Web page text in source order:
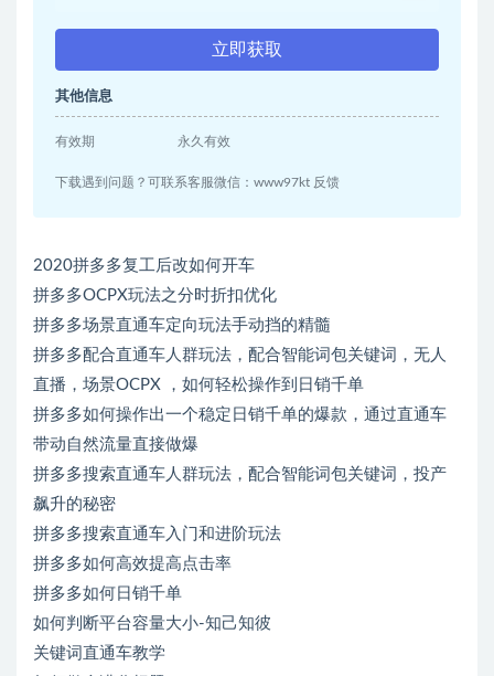
立即获取
其他信息
有效期 永久有效
下载遇到问题？可联系客服微信：www97kt 反馈
2020拼多多复工后改如何开车
拼多多OCPX玩法之分时折扣优化
拼多多场景直通车定向玩法手动挡的精髓
拼多多配合直通车人群玩法，配合智能词包关键词，无人
直播，场景OCPX ，如何轻松操作到日销千单
拼多多如何操作出一个稳定日销千单的爆款，通过直通车
带动自然流量直接做爆
拼多多搜索直通车人群玩法，配合智能词包关键词，投产
飙升的秘密
拼多多搜索直通车入门和进阶玩法
拼多多如何高效提高点击率
拼多多如何日销千单
如何判断平台容量大小-知己知彼
关键词直通车教学